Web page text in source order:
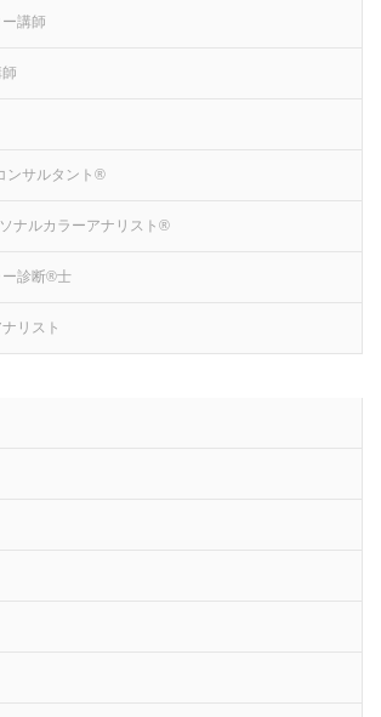
講師
ンサルタント®
ナルカラーアナリスト®
ー診断®士
リスト